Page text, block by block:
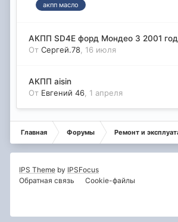
акпп масло
АКПП SD4E форд Мондео 3 2001
От Сергей.78 16 июля
АКПП aisin
От Евгений 46 1 апреля
Главная Форумы Ремонт и
IPS Theme by IPSFocus
Обратная связь
Cookie-файлы